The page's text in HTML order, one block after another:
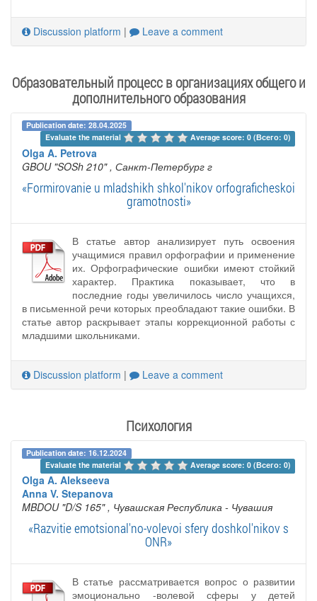
Discussion platform | Leave a comment
Образовательный процесс в организациях общего и
дополнительного образования
Publication date: 28.04.2025
Evaluate the material
Average score: 0 (Всего: 0)
Olga A. Petrova
GBOU "SOSh 210" , Санкт-Петербург г
«Formirovanie u mladshikh shkol'nikov orfograficheskoi
gramotnosti»
В статье автор анализирует путь освоения
учащимися правил орфографии и применение
их. Орфографические ошибки имеют стойкий
характер. Практика показывает, что в
последние годы увеличилось число учащихся,
в письменной речи которых преобладают такие ошибки. В
статье автор раскрывает этапы коррекционной работы с
младшими школьниками.
Discussion platform | Leave a comment
Психология
Publication date: 16.12.2024
Evaluate the material
Average score: 0 (Всего: 0)
Olga A. Alekseeva
Anna V. Stepanova
MBDOU "D/S 165" , Чувашская Республика - Чувашия
«Razvitie emotsional'no-volevoi sfery doshkol'nikov s
ONR»
В статье рассматривается вопрос о развитии
эмоционально -волевой сферы у детей